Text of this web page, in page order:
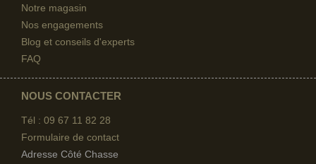
Notre magasin
Nos engagements
Blog et conseils d'experts
FAQ
NOUS CONTACTER
Tél : 09 67 11 82 28
Formulaire de contact
Adresse Côté Chasse